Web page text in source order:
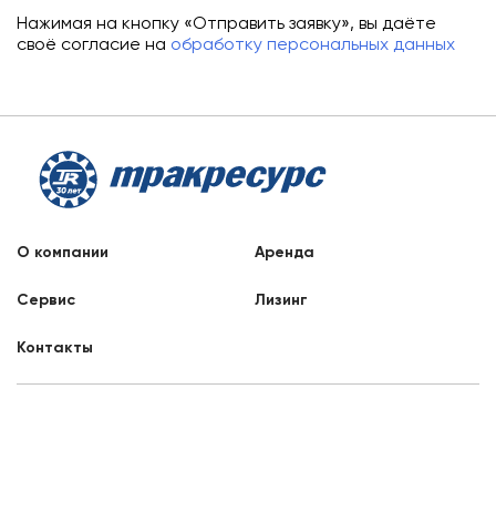
Нажимая на кнопку «Отправить заявку», вы даёте
своё согласие на обработку персональных данных
О компании Аренда
Сервис Лизинг
Контакты